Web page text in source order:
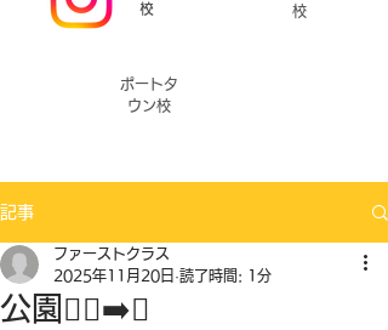
校
校
ポートタ
ウン校
記事
公園🏃‍♂️‍➡️✨
ファーストクラス
2025年11月20日 読了時間: 1分